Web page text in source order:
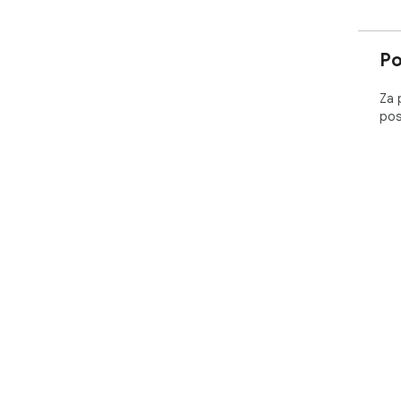
Za